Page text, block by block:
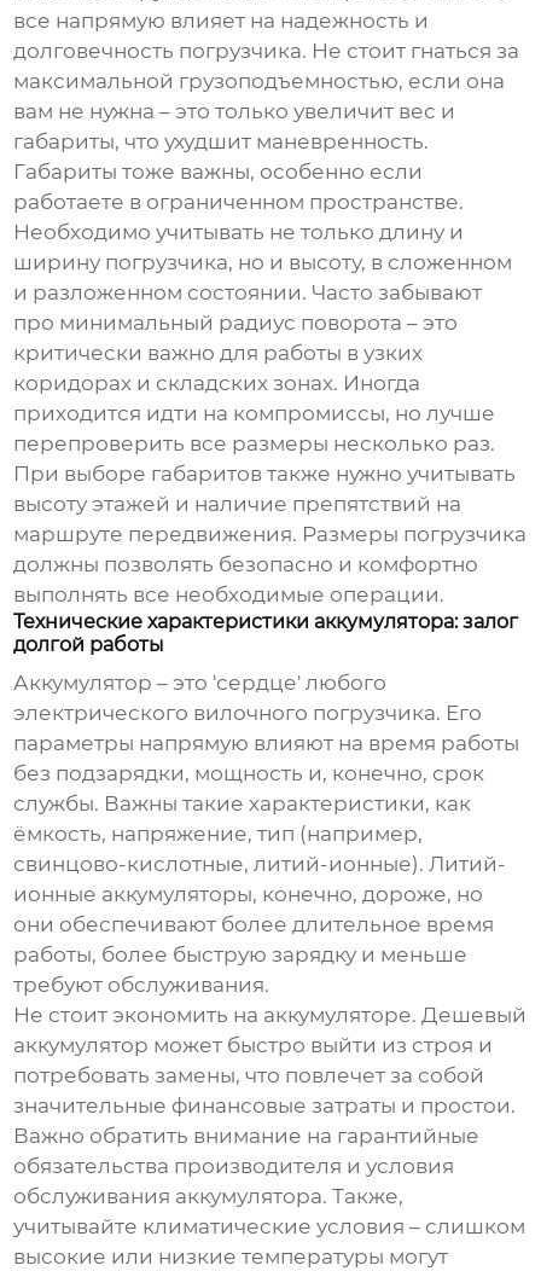
все напрямую влияет на надежность и
долговечность погрузчика. Не стоит гнаться за
максимальной грузоподъемностью, если она
вам не нужна – это только увеличит вес и
габариты, что ухудшит маневренность.
Габариты тоже важны, особенно если
работаете в ограниченном пространстве.
Необходимо учитывать не только длину и
ширину погрузчика, но и высоту, в сложенном
и разложенном состоянии. Часто забывают
про минимальный радиус поворота – это
критически важно для работы в узких
коридорах и складских зонах. Иногда
приходится идти на компромиссы, но лучше
перепроверить все размеры несколько раз.
При выборе габаритов также нужно учитывать
высоту этажей и наличие препятствий на
маршруте передвижения. Размеры погрузчика
должны позволять безопасно и комфортно
выполнять все необходимые операции.
Технические характеристики аккумулятора: залог
долгой работы
Аккумулятор – это 'сердце' любого
электрического вилочного погрузчика. Его
параметры напрямую влияют на время работы
без подзарядки, мощность и, конечно, срок
службы. Важны такие характеристики, как
ёмкость, напряжение, тип (например,
свинцово-кислотные, литий-ионные). Литий-
ионные аккумуляторы, конечно, дороже, но
они обеспечивают более длительное время
работы, более быструю зарядку и меньше
требуют обслуживания.
Не стоит экономить на аккумуляторе. Дешевый
аккумулятор может быстро выйти из строя и
потребовать замены, что повлечет за собой
значительные финансовые затраты и простои.
Важно обратить внимание на гарантийные
обязательства производителя и условия
обслуживания аккумулятора. Также,
учитывайте климатические условия – слишком
высокие или низкие температуры могут